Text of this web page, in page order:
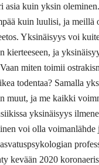
asia kuin yksin
kuin luulisi, ja meillä
Yksinäisyys voi
kierteeseen, ja
miten toimii
todentaa? Samalla
muut, ja me kaikki
yksinäisyys
voi olla voimanlähde
kevään 2020